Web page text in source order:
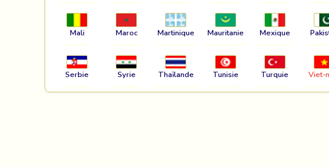
Mali Maroc Martinique Mauritanie Mexique
Serbie Syrie Thaïlande Tunisie Turquie Viet-